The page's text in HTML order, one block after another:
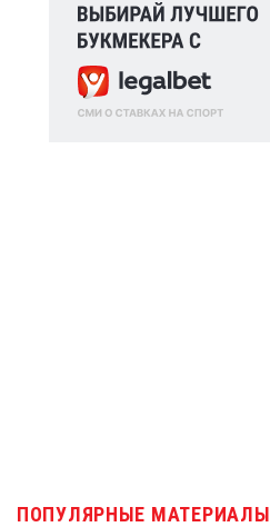
ПОПУЛЯРНЫЕ МАТЕРИАЛЫ